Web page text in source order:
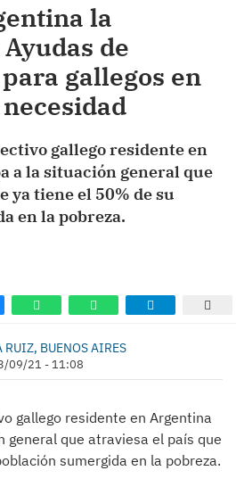
la
de
gallegos en
gallego residente en
a la situación general que
ya tiene el 50% de su
en la pobreza.
RUIZ, BUENOS AIRES
09/21 - 11:08
gallego residente en Argentina
general que atraviesa el país que
sumergida en la pobreza.